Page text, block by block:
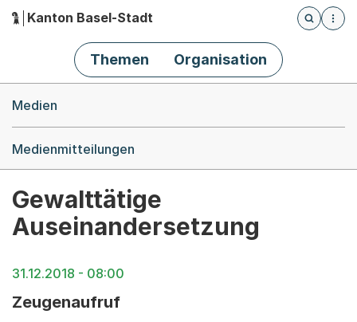
Hauptnavigation
Kanton Basel-Stadt
Öffnet
Themen Organisation
Medien
Medienmitteilungen
Gewalttätige
Auseinandersetzung
31.12.2018 - 08:00
Zeugenaufruf